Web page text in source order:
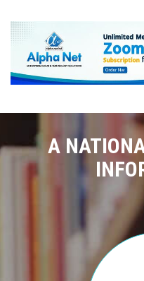
A